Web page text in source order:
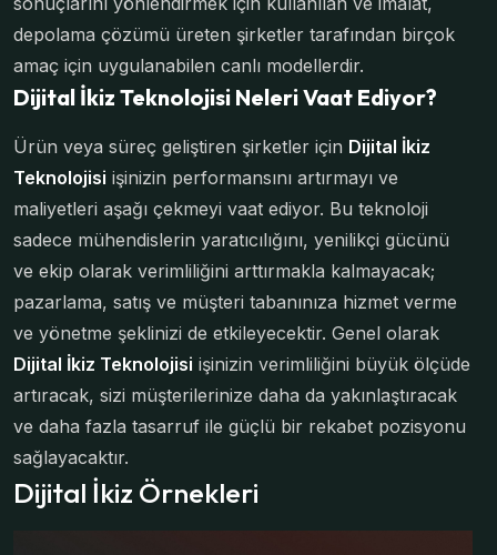
depolama çözümü üreten şirketler tarafından birçok
amaç için uygulanabilen canlı modellerdir.
Dijital İkiz Teknolojisi Neleri Vaat Ediyor?
Ürün veya süreç geliştiren şirketler için Dijital İkiz
Teknolojisi işinizin performansını artırmayı ve
maliyetleri aşağı çekmeyi vaat ediyor. Bu teknoloji
sadece mühendislerin yaratıcılığını, yenilikçi gücünü
ve ekip olarak verimliliğini arttırmakla kalmayacak;
pazarlama, satış ve müşteri tabanınıza hizmet verme
ve yönetme şeklinizi de etkileyecektir. Genel olarak
Dijital İkiz Teknolojisi işinizin verimliliğini büyük ölçüde
artıracak, sizi müşterilerinize daha da yakınlaştıracak
ve daha fazla tasarruf ile güçlü bir rekabet pozisyonu
sağlayacaktır.
Dijital İkiz Örnekleri